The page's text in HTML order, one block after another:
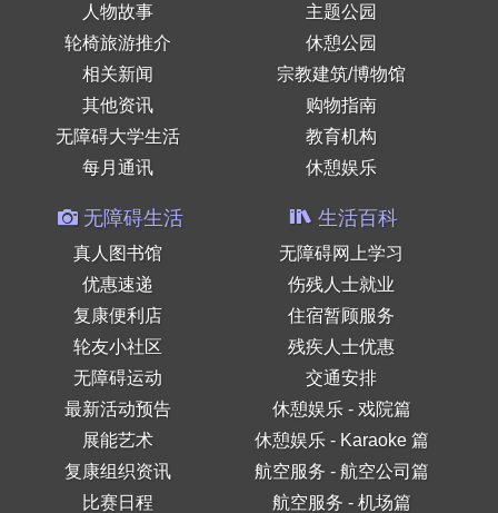
人物故事
轮椅旅游推介
相关新闻
其他资讯
无障碍大学生活
每月通讯
主题公园
休憩公园
宗教建筑/博物馆
购物指南
教育机构
休憩娱乐
无障碍生活
真人图书馆
优惠速递
复康便利店
轮友小社区
无障碍运动
最新活动预告
展能艺术
复康组织资讯
比赛日程
生活百科
无障碍网上学习
伤残人士就业
住宿暂顾服务
残疾人士优惠
交通安排
休憩娱乐 - 戏院篇
休憩娱乐 - Karaoke 篇
航空服务 - 航空公司篇
航空服务 - 机场篇